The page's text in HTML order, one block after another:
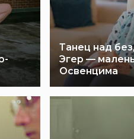
Танец над
Эгер —
Освенцима